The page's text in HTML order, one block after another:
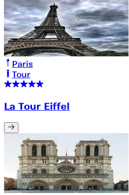
Paris
Tour
La Tour Eiffel